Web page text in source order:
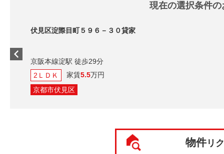
現在の選択条件
伏見区淀際目町５９６－３０貸家
京阪本線淀駅 徒歩29分
2ＬＤＫ
家賃
京都市伏見区
物件リ